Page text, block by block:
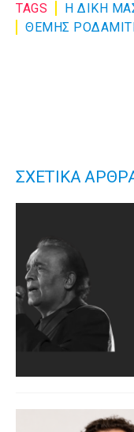
TAGS Η ΔΙΚΗ
ΘΕΜΗΣ
ΣΧΕΤΙΚΑ